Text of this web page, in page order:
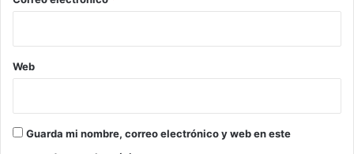
Web
Guarda mi nombre, correo electrónico y web en este